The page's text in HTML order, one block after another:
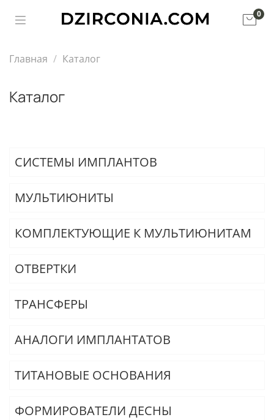
0
Главная Каталог
Каталог
СИСТЕМЫ ИМПЛАНТОВ
МУЛЬТИЮНИТЫ
КОМПЛЕКТУЮЩИЕ К МУЛЬТИЮНИТАМ
ОТВЕРТКИ
ТРАНСФЕРЫ
АНАЛОГИ ИМПЛАНТАТОВ
ТИТАНОВЫЕ ОСНОВАНИЯ
ФОРМИРОВАТЕЛИ ДЕСНЫ